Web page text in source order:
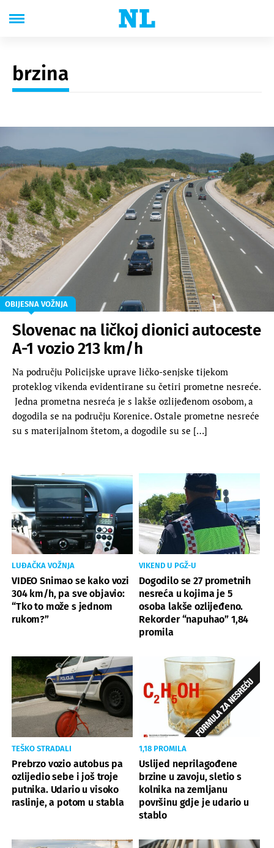
brzina
OBIJESNA VOŽNJA
Slovenac na ličkoj dionici autoceste
A-1 vozio 213 km/h
Na području Policijske uprave ličko-senjske tijekom
proteklog vikenda evidentirane su četiri prometne nesreće.
Jedna prometna nesreća je s lakše ozlijeđenom osobom, a
dogodila se na području Korenice. Ostale prometne nesreće
su s materijalnom štetom, a dogodile su se […]
LUĐAČKA VOŽNJA
VIDEO Snimao se kako vozi
304 km/h, pa sve objavio:
“Tko to može s jednom
rukom?”
VIKEND U PGŽ-U
Dogodilo se 27 prometnih
nesreća u kojima je 5
osoba lakše ozlijeđeno.
Rekorder “napuhao” 1,84
promila
TEŠKO STRADALI
Prebrzo vozio autobus pa
ozlijedio sebe i još troje
putnika. Udario u visoko
raslinje, a potom u stabla
1,18 PROMILA
Uslijed neprilagođene
brzine u zavoju, sletio s
kolnika na zemljanu
površinu gdje je udario u
stablo